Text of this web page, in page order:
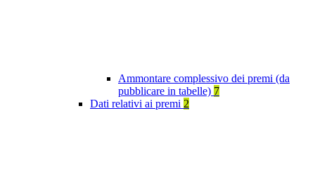
Ammontare complessivo dei premi (da
pubblicare in tabelle) 7
Dati relativi ai premi 2